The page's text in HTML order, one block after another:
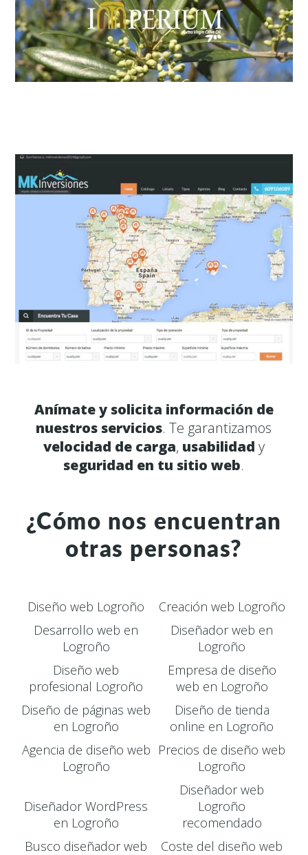
Anímate y solicita información de
nuestros servicios. Te garantizamos
velocidad de carga, usabilidad y
seguridad en tu sitio web.
¿Cómo nos encuentran
otras personas?
Diseño web Logroño
Creación web Logroño
Desarrollo web en
Logroño
Diseñador web en
Logroño
Diseño web
profesional Logroño
Empresa de diseño
web en Logroño
Diseño de páginas web
en Logroño
Diseño de tienda
online en Logroño
Agencia de diseño web
Logroño
Precios de diseño web
Logroño
Diseñador WordPress
en Logroño
Diseñador web
Logroño
recomendado
Busco diseñador web
Coste del diseño web